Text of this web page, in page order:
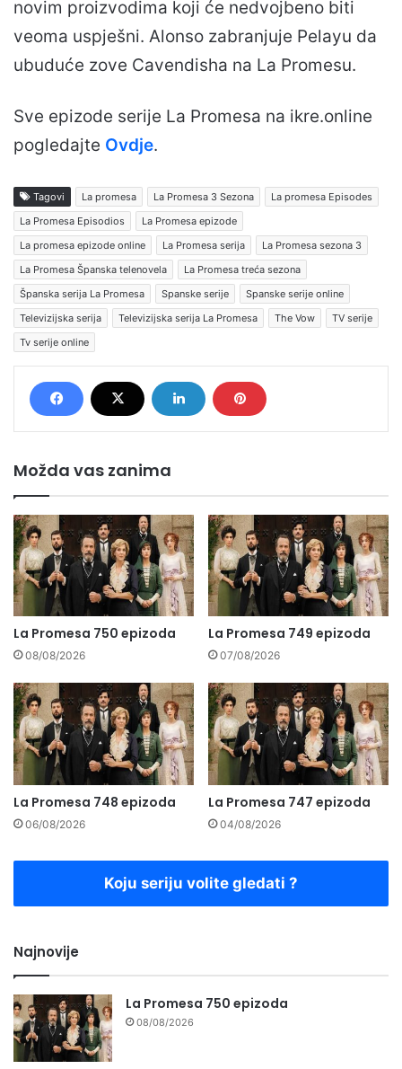
novim proizvodima koji će nedvojbeno biti
veoma uspješni. Alonso zabranjuje Pelayu da
ubuduće zove Cavendisha na La Promesu.
Sve epizode serije La Promesa na ikre.online
pogledajte Ovdje.
Tagovi La promesa La Promesa 3 Sezona
La promesa Episodes
La Promesa Episodios
La Promesa epizode
La promesa epizode online
La Promesa serija
La Promesa sezona 3
La Promesa Španska telenovela
La Promesa treća sezona
Španska serija La Promesa
Spanske serije
Spanske serije online
Televizijska serija
Televizijska serija La Promesa The Vow
TV serije
Tv serije online
Možda vas zanima
La Promesa 750 epizoda
08/08/2026
La Promesa 749 epizoda
07/08/2026
La Promesa 748 epizoda
06/08/2026
La Promesa 747 epizoda
04/08/2026
Koju seriju volite gledati ?
Najnovije
La Promesa 750 epizoda
08/08/2026